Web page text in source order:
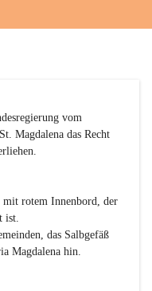
vom
Magdalena das Recht
mit rotem Innenbord, der
ist.
das Salbgefäß